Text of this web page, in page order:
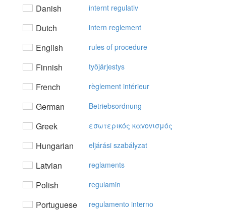
Danish internt regulativ
Dutch intern reglement
English rules of procedure
Finnish työjärjestys
French règlement intérieur
German Betriebsordnung
Greek εσωτερικός καvovισμός
Hungarian eljárási szabályzat
Latvian reglaments
Polish regulamin
Portuguese regulamento interno